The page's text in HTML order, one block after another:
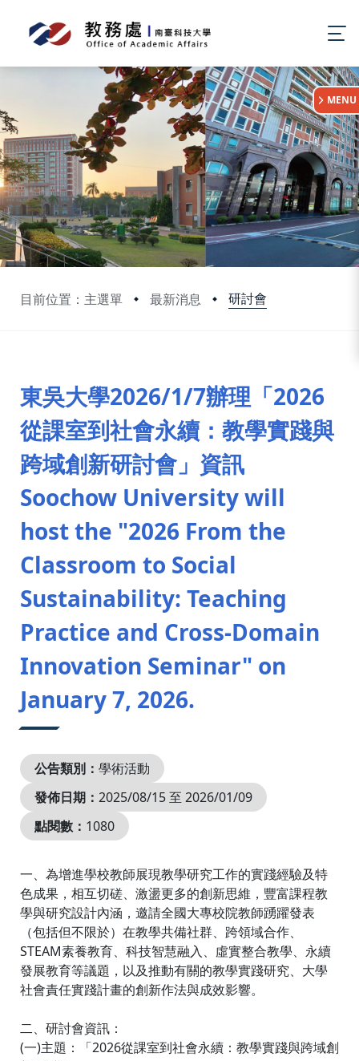
目前位置：主選單 最新消息 研討會
:::
MENU
東吳大學2026/1/7辦理「2026
從課室到社會永續：教學實踐與
跨域創新研討會」資訊
Soochow University will
host the "2026 From the
Classroom to Social
Sustainability: Teaching
Practice and Cross-Domain
Innovation Seminar" on
January 7, 2026.
公告類別： 學術活動
發佈日期： 2025/08/15 至 2026/01/09
點閱數： 1080
一、為增進學校教師展現教學研究工作的實踐經驗及特
色成果，相互切磋、激盪更多的創新思維，豐富課程教
學與研究設計內涵，邀請全國大專校院教師踴躍發表
（包括但不限於）在教學共備社群、跨領域合作、
STEAM素養教育、科技智慧融入、虛實整合教學、永續
發展教育等議題，以及推動有關的教學實踐研究、大學
社會責任實踐計畫的創新作法與成效影響。
二、研討會資訊：
(一)主題：「2026從課室到社會永續：教學實踐與跨域創